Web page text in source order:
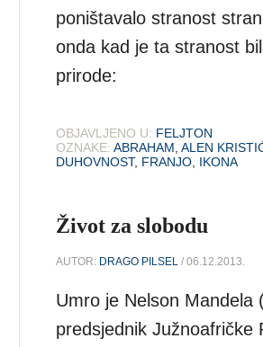
poništavalo stranost
onda kad je ta stranost
prirode:
OBJAVLJENO U: FELJTON
OZNAKE: ABRAHAM ,ALEN
DUHOVNOST, FRANJO IKONA
Život za slobodu
AUTOR: DRAGO PILSEL / 06.12.2013.
Umro je Nelson Mandela
predsjednik Južnoafričke